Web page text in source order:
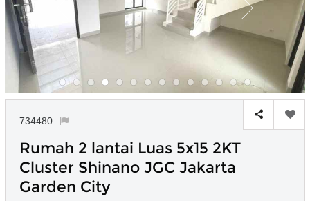
734480
Rumah 2 lantai Luas 5x15 2KT
Cluster Shinano JGC Jakarta
Garden City
Untuk hasil simulasi
pada kotak-
Simpan